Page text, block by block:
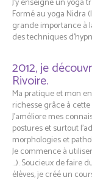
J’y enseigne un yoga
Formé au yoga Nidra
grande importance à
des techniques
2012, je
Rivoire.
Ma pratique et mon
richesse grâce à
J’améliore mes
postures et surtout
morphologies et
Je commence à
…). Soucieux de faire
élèves, je créé un